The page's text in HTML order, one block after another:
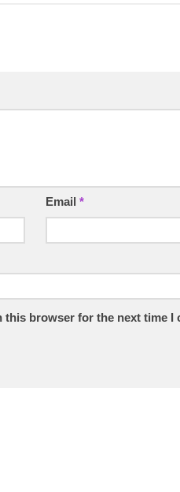
Email *
this browser for the next time I